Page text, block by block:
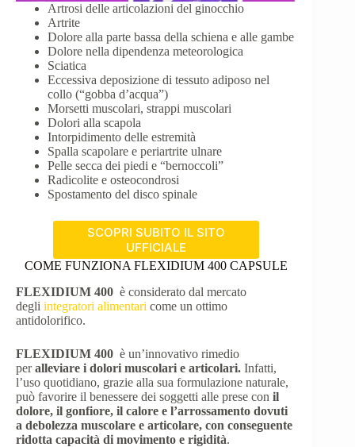
Artrosi delle articolazioni del ginocchio
Artrite
Dolore alla parte bassa della schiena e alle gambe
Dolore nella dipendenza meteorologica
Sciatica
Eccessiva deposizione di tessuto adiposo nel
collo (“gobba d’acqua”)
Morsetti muscolari, strappi muscolari
Dolori alla scapola
Intorpidimento delle estremità
Spalla scapolare e periartrite ulnare
Pelle secca dei piedi e “bernoccoli”
Radicolite e osteocondrosi
Spostamento del disco spinale
SCOPRI SUBITO IL SITO
UFFICIALE
COME FUNZIONA FLEXIDIUM 400 CAPSULE
FLEXIDIUM 400 è considerato dal mercato
degli integratori alimentari come un ottimo
antidolorifico.
FLEXIDIUM 400 è un’innovativo rimedio
peralleviare i dolori muscolari e articolari. Infatti,
l’uso quotidiano, grazie alla sua formulazione naturale,
può favorire il benessere dei soggetti alle prese con il
dolore, il gonfiore, il calore e l’arrossamento dovuti
a debolezza muscolare e articolare, con conseguente
ridotta capacità di movimento e rigidità.